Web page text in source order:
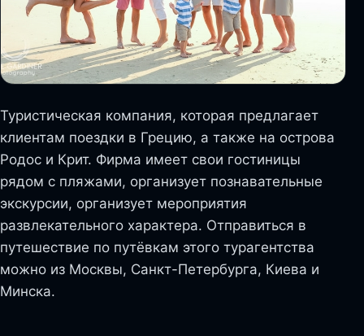
Туристическая компания, которая предлагает
клиентам поездки в Грецию, а также на острова
Родос и Крит. Фирма имеет свои гостиницы
рядом с пляжами, организует познавательные
экскурсии, организует мероприятия
развлекательного характера. Отправиться в
путешествие по путёвкам этого турагентства
можно из Москвы, Санкт-Петербурга, Киева и
Минска.